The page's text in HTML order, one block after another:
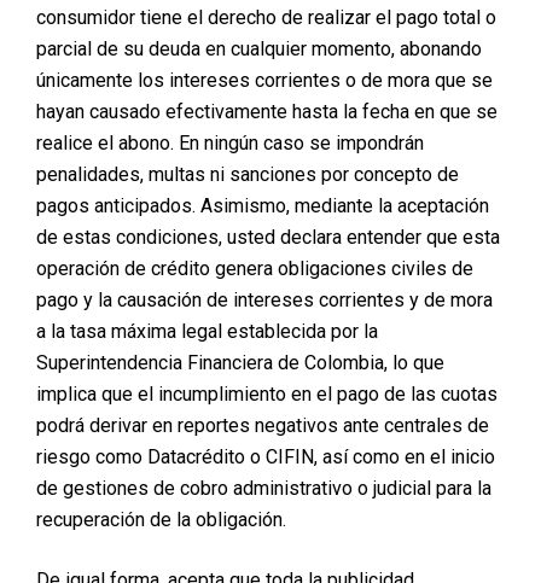
consumidor tiene el derecho de realizar el pago total o
parcial de su deuda en cualquier momento, abonando
únicamente los intereses corrientes o de mora que se
hayan causado efectivamente hasta la fecha en que se
realice el abono. En ningún caso se impondrán
penalidades, multas ni sanciones por concepto de
pagos anticipados. Asimismo, mediante la aceptación
de estas condiciones, usted declara entender que esta
operación de crédito genera obligaciones civiles de
pago y la causación de intereses corrientes y de mora
a la tasa máxima legal establecida por la
Superintendencia Financiera de Colombia, lo que
implica que el incumplimiento en el pago de las cuotas
podrá derivar en reportes negativos ante centrales de
riesgo como Datacrédito o CIFIN, así como en el inicio
de gestiones de cobro administrativo o judicial para la
recuperación de la obligación.